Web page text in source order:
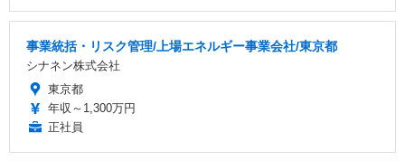
事業統括・リスク管理/上場エネルギー事業会社/東京都
シナネン株式会社
東京都
年収～1,300万円
正社員